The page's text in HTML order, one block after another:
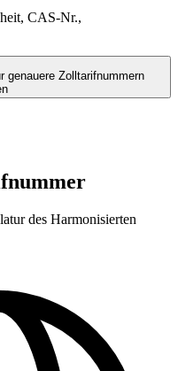
CAS-Nr.,
genauere Zolltarifnummern
des Harmonisierten